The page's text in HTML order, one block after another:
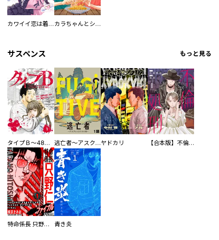
カワイイ恋は着飾らない カラちゃんとシトーさんと、 【分冊版】
サスペンス もっと見る
タイプＢ～48時間後、致死率100％～【単話】 逃亡者～アスクレピオスの杖～ヤドカリ 【合本版】不倫処刑
特命係長 只野仁ファイナル 愛蔵版 青き炎